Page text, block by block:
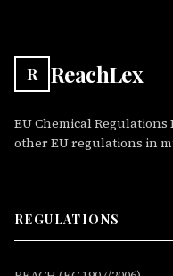
R ReachLex
EU Chemical Regulations
other EU regulations in
REGULATIONS